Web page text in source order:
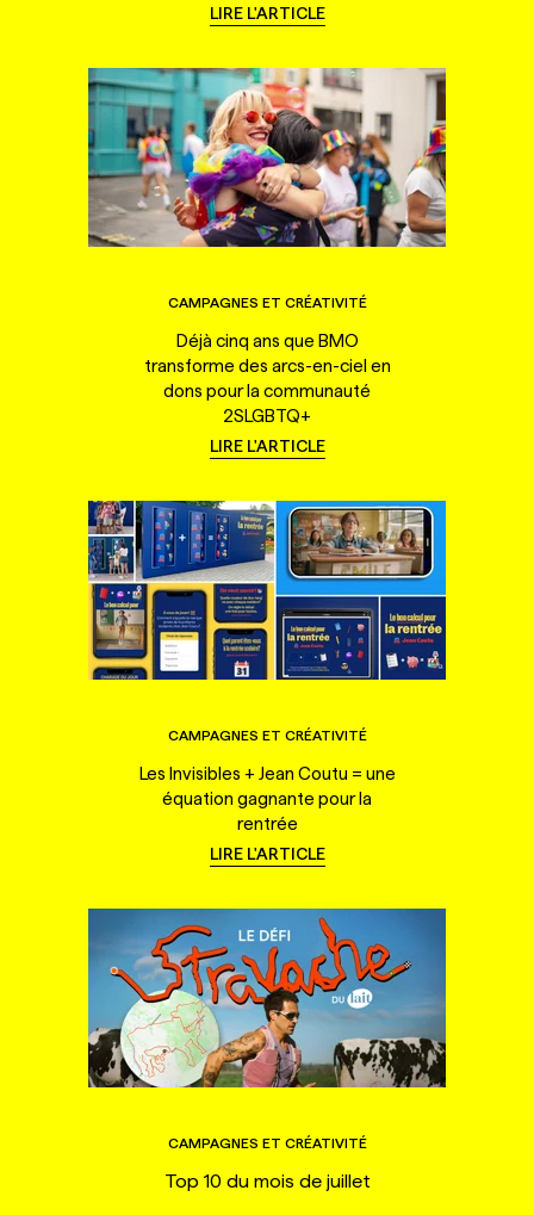
LIRE L'ARTICLE
CAMPAGNES ET CRÉATIVITÉ
Déjà cinq ans que BMO
transforme des arcs-en-ciel en
dons pour la communauté
2SLGBTQ+
LIRE L'ARTICLE
CAMPAGNES ET CRÉATIVITÉ
Les Invisibles + Jean Coutu = une
équation gagnante pour la
rentrée
LIRE L'ARTICLE
CAMPAGNES ET CRÉATIVITÉ
Top 10 du mois de juillet